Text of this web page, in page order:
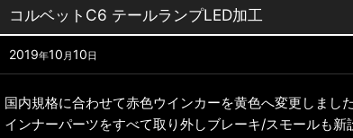
コルベットC6 テールランプLED加工
2019年10 月 10 日
国内規格に合わせて赤色ウインカーを黄色へ変更しました
インナーパーツをすべて取り外しブレーキ/スモールも新